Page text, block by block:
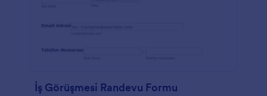
İş Görüşmesi Randevu Formu